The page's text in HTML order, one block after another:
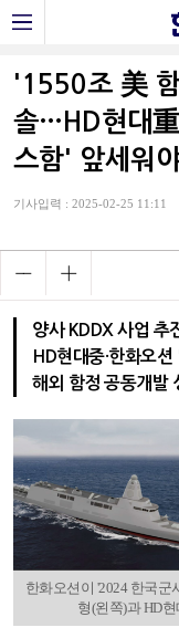
'1550조 美
솔…HD현대重
스함' 앞세워
기사입력 : 2025-02-25 11:11
양사 KDDX 사업 추
HD현대중·한화오
해외 함정 공동개발
한화오션이 '2024 한국
형(왼쪽)과 HD